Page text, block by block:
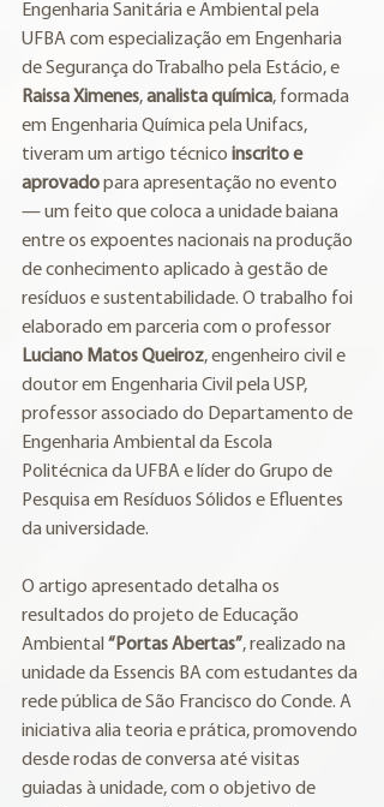
Engenharia Sanitária e Ambiental pela
UFBA com especialização em Engenharia
de Segurança do Trabalho pela Estácio, e
Raissa Ximenes, analista química, formada
em Engenharia Química pela Unifacs,
tiveram um artigo técnico inscrito e
aprovado para apresentação no evento
— um feito que coloca a unidade baiana
entre os expoentes nacionais na produção
de conhecimento aplicado à gestão de
resíduos e sustentabilidade. O trabalho foi
elaborado em parceria com o professor
Luciano Matos Queiroz, engenheiro civil e
doutor em Engenharia Civil pela USP,
professor associado do Departamento de
Engenharia Ambiental da Escola
Politécnica da UFBA e líder do Grupo de
Pesquisa em Resíduos Sólidos e Efluentes
da universidade.
O artigo apresentado detalha os
resultados do projeto de Educação
Ambiental “Portas Abertas”, realizado na
unidade da Essencis BA com estudantes da
rede pública de São Francisco do Conde. A
iniciativa alia teoria e prática, promovendo
desde rodas de conversa até visitas
guiadas à unidade, com o objetivo de